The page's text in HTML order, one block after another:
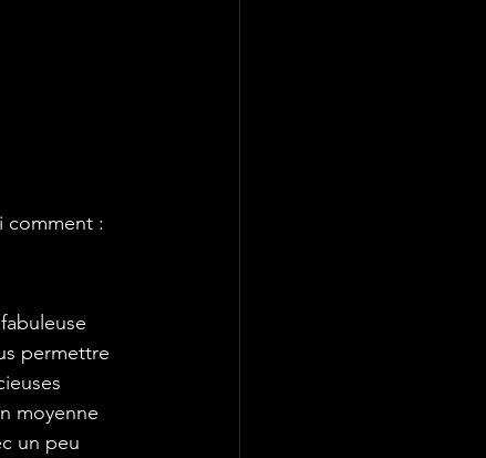
:
permettre
moyenne
un peu